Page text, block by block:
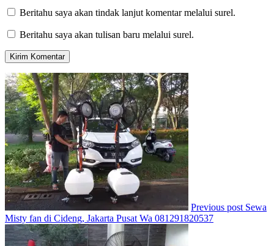
Beritahu saya akan tindak lanjut komentar melalui surel.
Beritahu saya akan tulisan baru melalui surel.
Previous post Sewa
Misty fan di Cideng, Jakarta Pusat Wa 081291820537